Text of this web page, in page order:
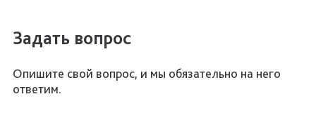
Задать вопрос
Опишите свой вопрос, и мы обязательно на него
ответим.